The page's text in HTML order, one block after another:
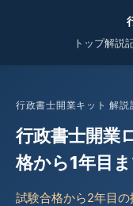
トップ解説
行政書士開業キット 解
行政書士開業
格から1年目
試験合格から2年目